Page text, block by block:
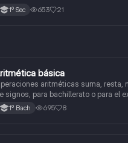
1º Sec 653 21
Matemáticasbásica
aritméticas suma, resta,
signos, para bachillerato o para el
admisión a la universidad
1º Bach 695 8